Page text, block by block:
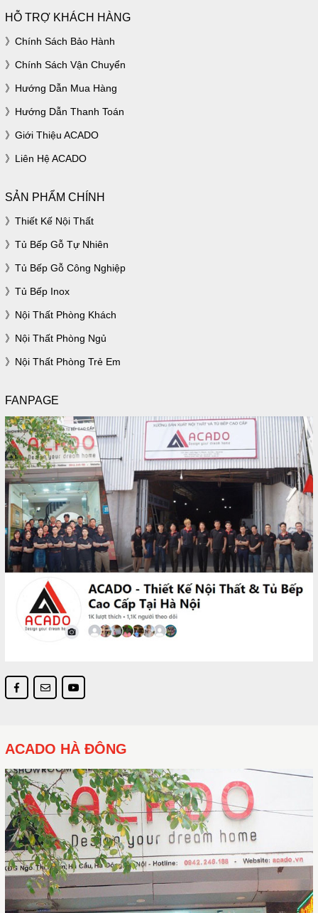
HỖ TRỢ KHÁCH HÀNG
Chính Sách Bảo Hành
Chính Sách Vận Chuyển
Hướng Dẫn Mua Hàng
Hướng Dẫn Thanh Toán
Giới Thiệu ACADO
Liên Hệ ACADO
SẢN PHẨM CHÍNH
Thiết Kế Nội Thất
Tủ Bếp Gỗ Tự Nhiên
Tủ Bếp Gỗ Công Nghiệp
Tủ Bếp Inox
Nội Thất Phòng Khách
Nội Thất Phòng Ngủ
Nội Thất Phòng Trẻ Em
FANPAGE
ACADO HÀ ĐÔNG